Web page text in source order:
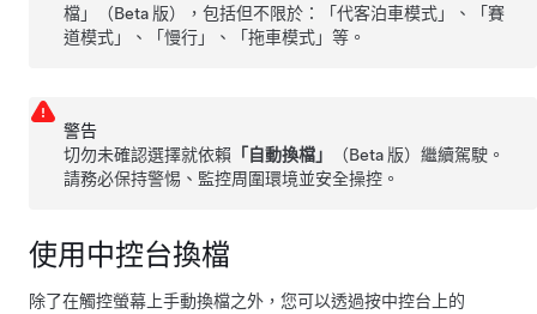
檔」（Beta 版），包括但不限於：「代客泊車模式」、「賽
道模式」、「慢行」、「拖車模式」等。
警告
切勿未確認選擇就依賴 「自動換檔」
（Beta 版）繼續駕駛。
請務必保持警惕、監控周圍環境並安全操控。
使用中控台換檔
除了在觸控螢幕上手動換檔之外，您可以透過按中控台上的